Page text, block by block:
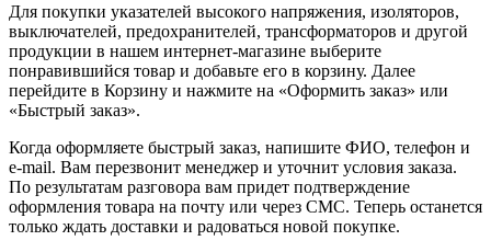
Для покупки указателей высокого напряжения, изоляторов,
выключателей, предохранителей, трансформаторов и другой
продукции в нашем интернет-магазине выберите
понравившийся товар и добавьте его в корзину. Далее
перейдите в Корзину и нажмите на «Оформить заказ» или
«Быстрый заказ».
Когда оформляете быстрый заказ, напишите ФИО, телефон и
e-mail. Вам перезвонит менеджер и уточнит условия заказа.
По результатам разговора вам придет подтверждение
оформления товара на почту или через СМС. Теперь останется
только ждать доставки и радоваться новой покупке.